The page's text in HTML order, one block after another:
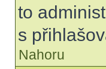
to
s
Nahoru